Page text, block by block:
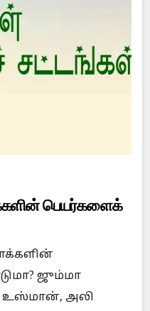
பெயர்களைக்
ஜும்மா
உஸ்மான், அலி